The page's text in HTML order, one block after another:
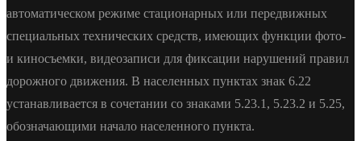
автоматическом режиме стационарных или передвижных
специальных технических средств, имеющих функции фото-
и киносъемки, видеозаписи для фиксации нарушений правил
дорожного движения. В населенных пунктах знак 6.22
устанавливается в сочетании со знаками 5.23.1, 5.23.2 и 5.25,
обозначающими начало населенного пункта.